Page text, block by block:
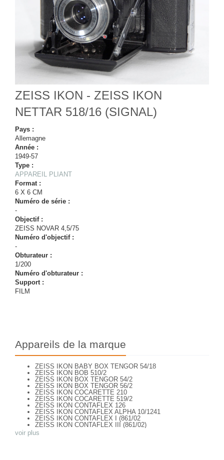
ZEISS IKON - ZEISS IKON
NETTAR 518/16 (SIGNAL)
Pays :
Allemagne
Année :
1949-57
Type :
APPAREIL PLIANT
Format :
6 X 6 CM
Numéro de série :
-
Objectif :
ZEISS NOVAR 4,5/75
Numéro d'objectif :
-
Obturateur :
1/200
Numéro d'obturateur :
Support :
FILM
Appareils de la marque
ZEISS IKON BABY BOX TENGOR 54/18
ZEISS IKON BOB 510/2
ZEISS IKON BOX TENGOR 54/2
ZEISS IKON BOX TENGOR 56/2
ZEISS IKON COCARETTE 210
ZEISS IKON COCARETTE 519/2
ZEISS IKON CONTAFLEX 126
ZEISS IKON CONTAFLEX ALPHA 10/1241
ZEISS IKON CONTAFLEX I (861/02
ZEISS IKON CONTAFLEX III (861/02)
ZEISS IKON CONTAFLEX IV
voir plus